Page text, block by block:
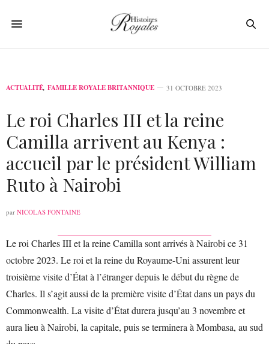
ACTUALITÉ, FAMILLE ROYALE BRITANNIQUE 31 OCTOBRE 2023
Le roi Charles III et la reine
Camilla arrivent au Kenya :
accueil par le président William
Ruto à Nairobi
par NICOLAS FONTAINE
Le roi Charles III et la reine Camilla sont arrivés à Nairobi ce 31
octobre 2023. Le roi et la reine du Royaume-Uni assurent leur
troisième visite d’État à l’étranger depuis le début du règne de
Charles. Il s’agit aussi de la première visite d’État dans un pays du
Commonwealth. La visite d’État durera jusqu’au 3 novembre et
aura lieu à Nairobi, la capitale, puis se terminera à Mombasa, au sud